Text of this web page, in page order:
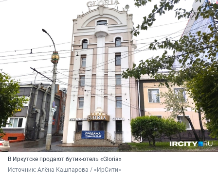
В Иркутске продают бутик-отель «Gloria»
Источник: Алёна Кашпарова / «ИрСити»